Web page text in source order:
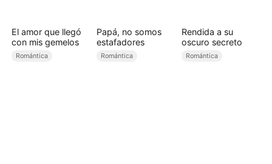
El amor que llegó
con mis gemelos
Romántica
Papá, no somos
estafadores
Romántica
Rendida a su
oscuro secreto
Romántica